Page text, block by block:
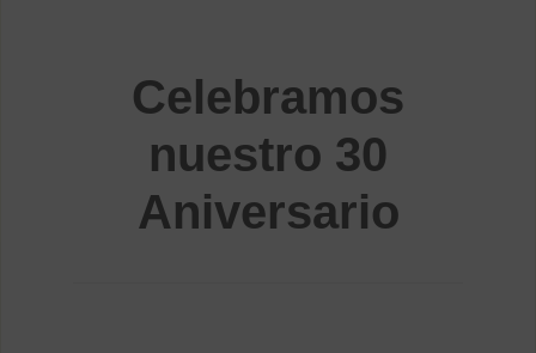
Celebramos
nuestro 30
Aniversario